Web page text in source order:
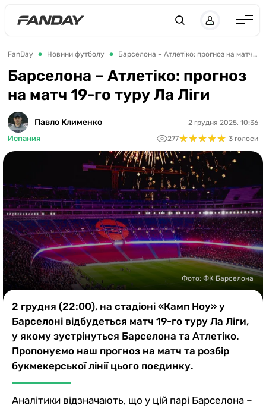
Англія
Іспанія
Німеччина
Франція
Україна
ЛЧ
ЛЕ
ЧЕ-2028
Букмекери
Казино
FanDay Новини футболу Барселона – Атлетіко: прогноз на матч 19-го туру Ла Ліги
Барселона – Атлетіко: прогноз
на матч 19-го туру Ла Ліги
Павло Клименко
Испания
2 грудня 2025, 10:36
277★★★★★
★★★★★ 3 голоси
Фото: ФК Барселона
2 грудня (22:00), на стадіоні «Камп Ноу» у
Барселоні відбудеться матч 19-го туру Ла Ліги,
у якому зустрінуться Барселона та Атлетіко.
Пропонуємо наш прогноз на матч та розбір
букмекерської лінії цього поєдинку.
Аналітики відзначають, що у цій парі Барселона –